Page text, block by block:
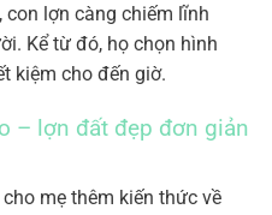
lợn càng chiếm lĩnh
Kể từ đó, họ chọn hình
kiệm cho đến giờ.
– lợn đất đẹp đơn giản
mẹ thêm kiến thức về